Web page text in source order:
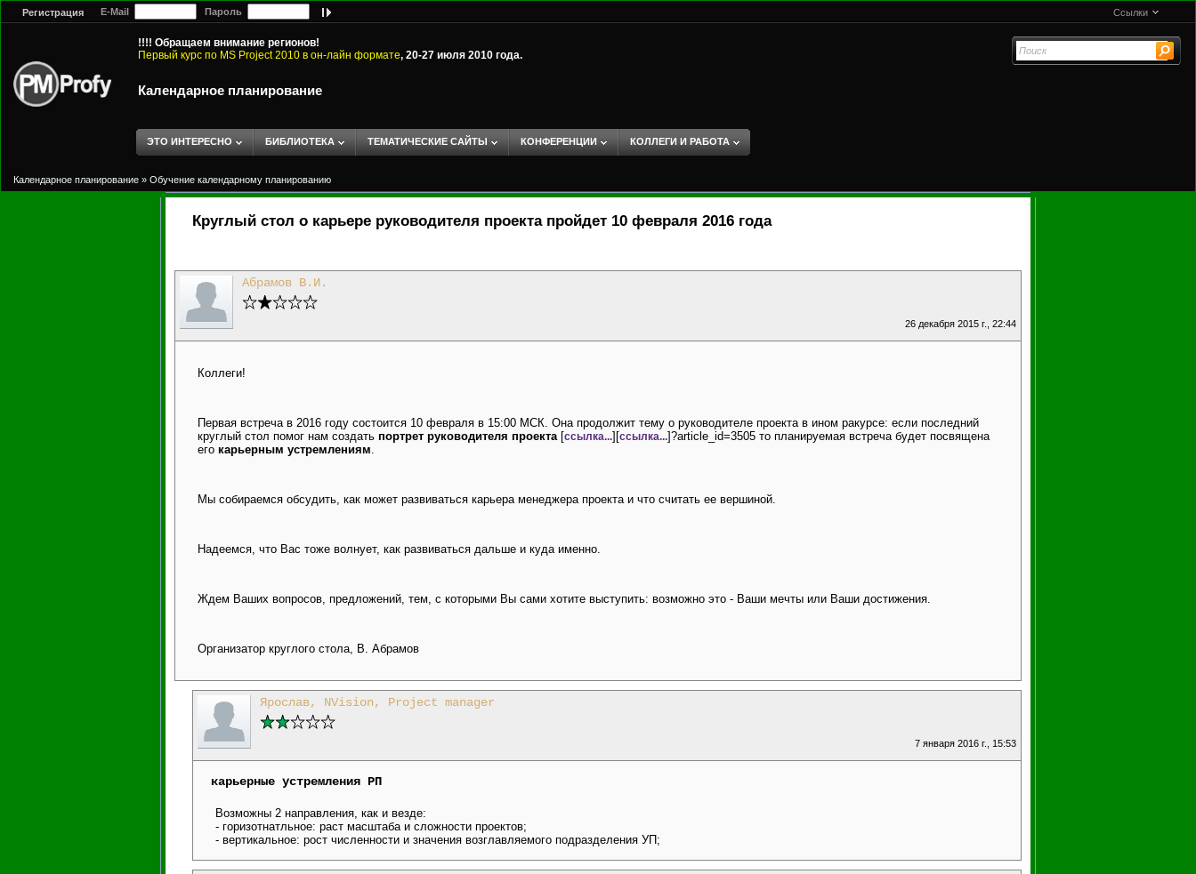
Регистрация E-Mail Пароль Ссылки
!!!! Обращаем внимание регионов!
Первый курс по MS Project 2010 в он-лайн формате, 20-27 июля 2010 года.
Календарное планирование
ЭТО ИНТЕРЕСНО БИБЛИОТЕКА ТЕМАТИЧЕСКИЕ САЙТЫ КОНФЕРЕНЦИИ КОЛЛЕГИ И РАБОТА
Календарное планирование » Обучение календарному планированию
Круглый стол о карьере руководителя проекта пройдет 10 февраля 2016 года
Абрамов В.И.
26 декабря 2015 г., 22:44
Коллеги!
Первая встреча в 2016 году состоится 10 февраля в 15:00 МСК. Она продолжит тему о руководителе проекта в ином ракурсе: если последний
круглый стол помог нам создать портрет руководителя проекта[ссылка...][ссылка...]?article_id=3505 то планируемая встреча будет посвящена
его карьерным устремлениям.
Мы собираемся обсудить, как может развиваться карьера менеджера проекта и что считать ее вершиной.
Надеемся, что Вас тоже волнует, как развиваться дальше и куда именно.
Ждем Ваших вопросов, предложений, тем, с которыми Вы сами хотите выступить: возможно это - Ваши мечты или Ваши достижения.
Организатор круглого стола, В. Абрамов
Ярослав, NVision, Project manager
7 января 2016 г., 15:53
карьерные устремления РП
Возможны 2 направления, как и везде:
- горизотнатльное: раст масштаба и сложности проектов;
- вертикальное: рост численности и значения возглавляемого подразделения УП;